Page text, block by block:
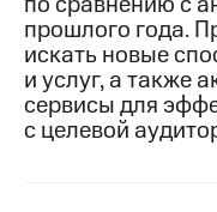
Контакты
Новости
в
регионе
прошлого года.
искать новые
и услуг, а также
сервисы для
с целевой